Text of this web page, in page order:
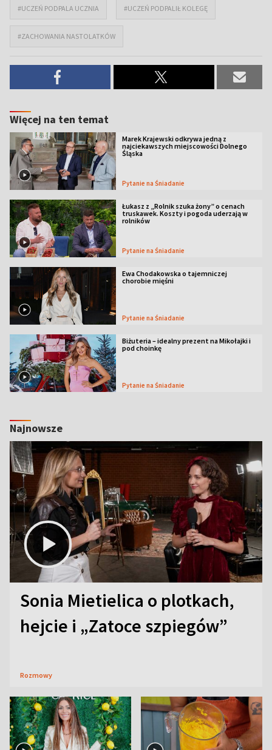
#UCZEŃ PODPALA UCZNIA #UCZEŃ PODPALIŁ KOLEGĘ
#ZACHOWANIA NASTOLATKÓW
Więcej na ten temat
Marek Krajewski odkrywa jedną z
najciekawszych miejscowości Dolnego
Śląska
Pytanie na Śniadanie
Łukasz z „Rolnik szuka żony” o cenach
truskawek. Koszty i pogoda uderzają w
rolników
Pytanie na Śniadanie
Ewa Chodakowska o tajemniczej
chorobie mięśni
Pytanie na Śniadanie
Biżuteria – idealny prezent na Mikołajki i
pod choinkę
Pytanie na Śniadanie
Najnowsze
Sonia Mietielica o plotkach,
hejcie i „Zatoce szpiegów”
Rozmowy